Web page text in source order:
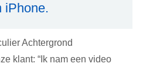
iPhone.
Achtergrond
klant: “Ik nam een video